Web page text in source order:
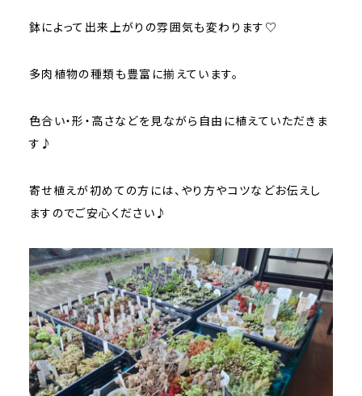
鉢によって出来上がりの雰囲気も変わります♡
多肉植物の種類も豊富に揃えています。
色合い・形・高さなどを見ながら自由に植えていただきま
す♪
寄せ植えが初めての方には、やり方やコツなどお伝えし
ますのでご安心ください♪